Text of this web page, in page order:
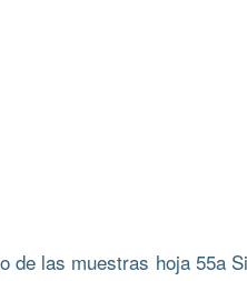
de las muestras hoja 55a